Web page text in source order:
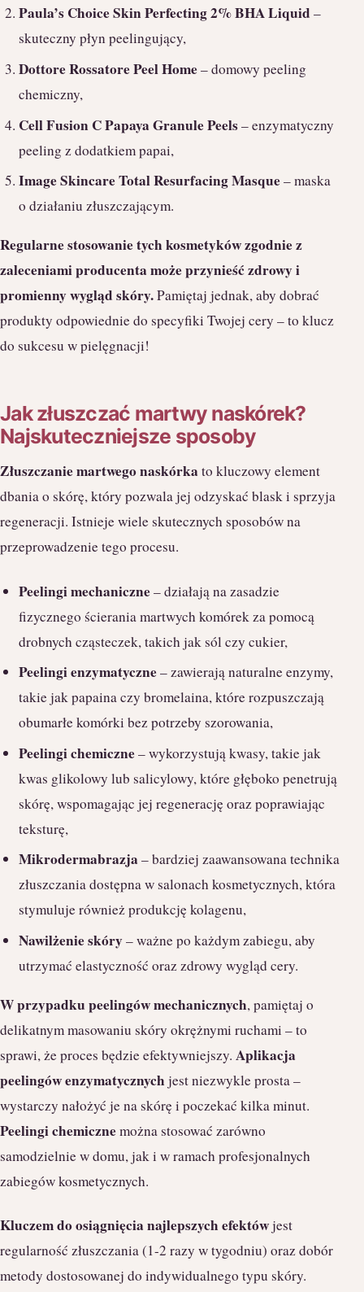
Paula’s Choice Skin Perfecting 2% BHA Liquid –
skuteczny płyn peelingujący,
Dottore Rossatore Peel Home– domowy peeling
chemiczny,
Cell Fusion C Papaya Granule Peels– enzymatyczny
peeling z dodatkiem papai,
Image Skincare Total Resurfacing Masque– maska
o działaniu złuszczającym.
Regularne stosowanie tych kosmetyków zgodnie z
zaleceniami producenta może przynieść zdrowy i
promienny wygląd skóry.Pamiętaj jednak, aby dobrać
produkty odpowiednie do specyfiki Twojej cery – to klucz
do sukcesu w pielęgnacji!
Jak złuszczać martwy naskórek?
Najskuteczniejsze sposoby
Złuszczanie martwego naskórka to kluczowy element
dbania o skórę, który pozwala jej odzyskać blask i sprzyja
regeneracji. Istnieje wiele skutecznych sposobów na
przeprowadzenie tego procesu.
Peelingi mechaniczne– działają na zasadzie
fizycznego ścierania martwych komórek za pomocą
drobnych cząsteczek, takich jak sól czy cukier,
Peelingi enzymatyczne– zawierają naturalne enzymy,
takie jak papaina czy bromelaina, które rozpuszczają
obumarłe komórki bez potrzeby szorowania,
Peelingi chemiczne– wykorzystują kwasy, takie jak
kwas glikolowy lub salicylowy, które głęboko penetrują
skórę, wspomagając jej regenerację oraz poprawiając
teksturę,
Mikrodermabrazja – bardziej zaawansowana technika
złuszczania dostępna w salonach kosmetycznych, która
stymuluje również produkcję kolagenu,
Nawilżenie skóry– ważne po każdym zabiegu, aby
utrzymać elastyczność oraz zdrowy wygląd cery.
W przypadku peelingów mechanicznych, pamiętaj o
delikatnym masowaniu skóry okrężnymi ruchami – to
sprawi, że proces będzie efektywniejszy. Aplikacja
peelingów enzymatycznych jest niezwykle prosta –
wystarczy nałożyć je na skórę i poczekać kilka minut.
Peelingi chemicznemożna stosować zarówno
samodzielnie w domu, jak i w ramach profesjonalnych
zabiegów kosmetycznych.
Kluczem do osiągnięcia najlepszych efektówjest
regularność złuszczania (1-2 razy w tygodniu) oraz dobór
metody dostosowanej do indywidualnego typu skóry.